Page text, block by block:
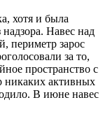
хотя и была
надзора. Навес над
периметр зарос
за то,
пространство с
никаких активных
В июне навес